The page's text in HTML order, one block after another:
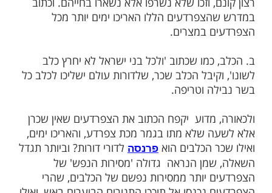
עוד תוכן חדש ומפתיע! התחברו לכל
שלנו בתהיליםבלחיצה כאן >>>​
מצינו כמה בעלי חיות שקיבלו שכר על
לעשות
וזכו שלא נשרפו אלא נשארו בחייהם. וכתוב
הללו האריכו ימים יותר מכל
במצרים.